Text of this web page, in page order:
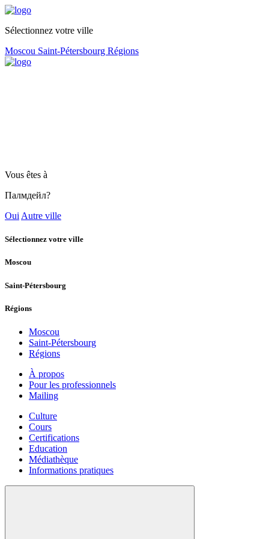
Sélectionnez votre ville
Moscou Saint-Pétersbourg Régions
Vous êtes à
Палмдейл?
Oui Autre ville
Sélectionnez votre ville
Moscou
Saint-Pétersbourg
Régions
Moscou
Saint-Pétersbourg
Régions
À propos
Pour les professionnels
Mailing
Culture
Cours
Certifications
Education
Médiathèque
Informations pratiques